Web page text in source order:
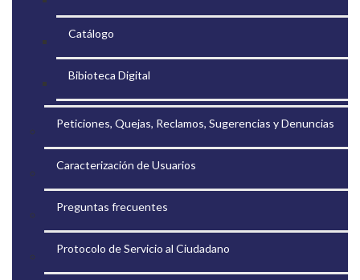
Catálogo
Bibioteca Digital
Peticiones, Quejas, Reclamos, Sugerencias y Denuncias
Caracterización de Usuarios
Preguntas frecuentes
Protocolo de Servicio al Ciudadano